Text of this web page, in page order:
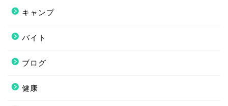
キャンプ
バイト
ブログ
健康